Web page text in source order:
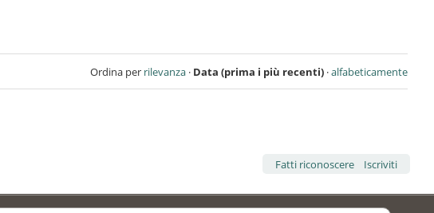
Ordina per rilevanza · Data (prima i più recenti) ·alfabeticamente
StrumentiFatti riconoscere Iscriviti